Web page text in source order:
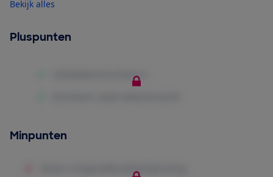
Bekijk alles
Pluspunten
Minpunten